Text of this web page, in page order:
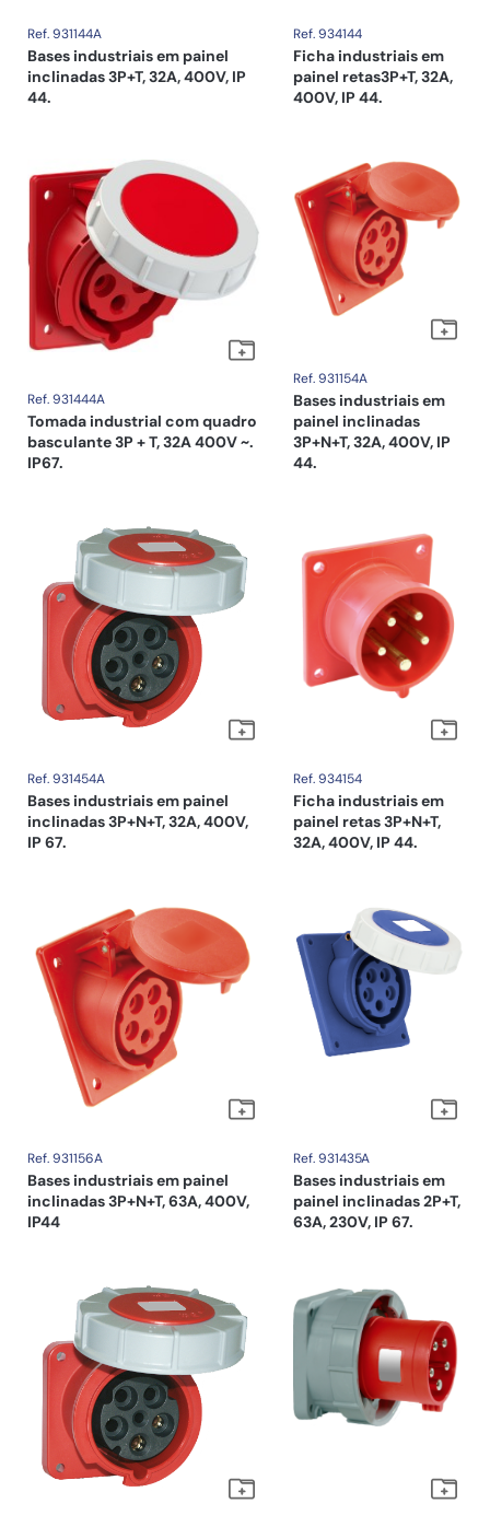
Ref. 931144A
Bases industriais em painel
inclinadas 3P+T, 32A, 400V, IP
44.
Ref. 934144
Ficha industriais em
painel retas3P+T, 32A,
400V, IP 44.
Ref. 931444A
Tomada industrial com quadro
basculante 3P + T, 32A 400V ~.
IP67.
Ref. 931154A
Bases industriais em
painel inclinadas
3P+N+T, 32A, 400V, IP
44.
Ref. 931454A
Bases industriais em painel
inclinadas 3P+N+T, 32A, 400V,
IP 67.
Ref. 934154
Ficha industriais em
painel retas 3P+N+T,
32A, 400V, IP 44.
Ref. 931156A
Bases industriais em painel
inclinadas 3P+N+T, 63A, 400V,
IP44
Ref. 931435A
Bases industriais em
painel inclinadas 2P+T,
63A, 230V, IP 67.